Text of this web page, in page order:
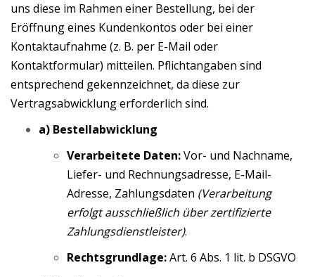
uns diese im Rahmen einer Bestellung, bei der
Eröffnung eines Kundenkontos oder bei einer
Kontaktaufnahme (z. B. per E-Mail oder
Kontaktformular) mitteilen. Pflichtangaben sind
entsprechend gekennzeichnet, da diese zur
Vertragsabwicklung erforderlich sind.
a) Bestellabwicklung
Verarbeitete Daten:Vor- und Nachname,
Liefer- und Rechnungsadresse, E-Mail-
Adresse, Zahlungsdaten (Verarbeitung
erfolgt ausschließlich über zertifizierte
Zahlungsdienstleister).
Rechtsgrundlage:Art. 6 Abs. 1 lit. b DSGVO